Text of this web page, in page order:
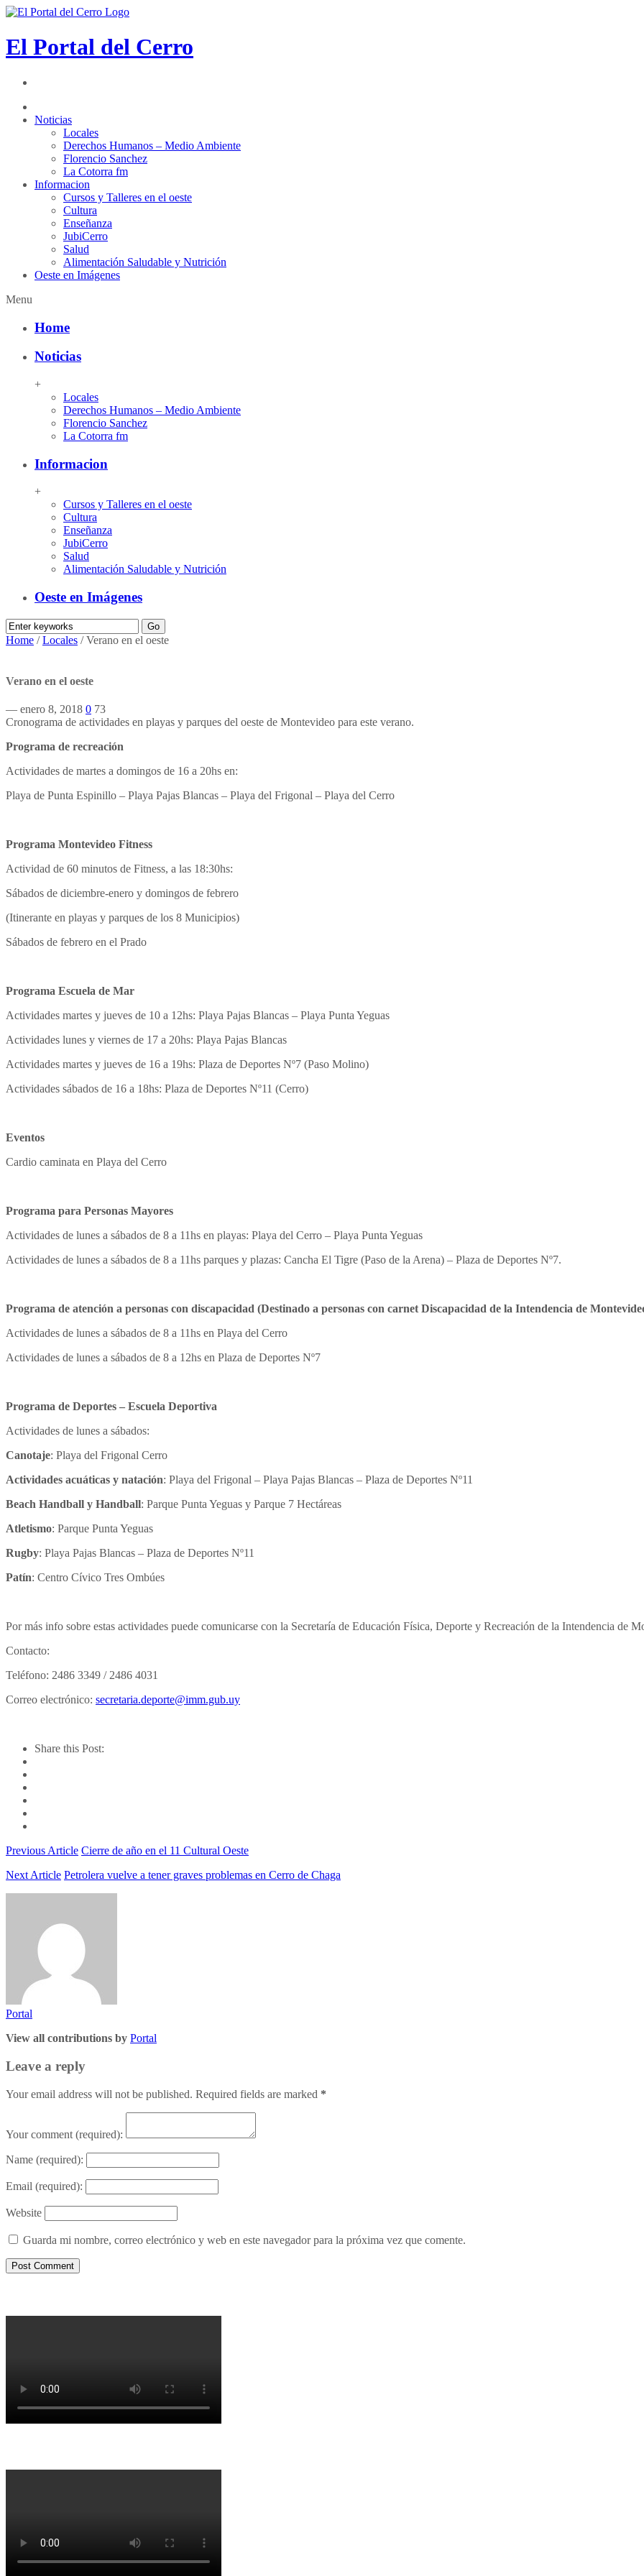
El Portal del Cerro
Noticias
Locales
Derechos Humanos – Medio Ambiente
Florencio Sanchez
La Cotorra fm
Informacion
Cursos y Talleres en el oeste
Cultura
Enseñanza
JubiCerro
Salud
Alimentación Saludable y Nutrición
Oeste en Imágenes
Menu
Home
Noticias
+
Locales
Derechos Humanos – Medio Ambiente
Florencio Sanchez
La Cotorra fm
Informacion
+
Cursos y Talleres en el oeste
Cultura
Enseñanza
JubiCerro
Salud
Alimentación Saludable y Nutrición
Oeste en Imágenes
Home /Locales /Verano en el oeste
Verano en el oeste
— enero 8, 2018 0 73
Cronograma de actividades en playas y parques del oeste de Montevideo para este verano.
Programa de recreación
Actividades de martes a domingos de 16 a 20hs en:
Playa de Punta Espinillo – Playa Pajas Blancas – Playa del Frigonal – Playa del Cerro
Programa Montevideo Fitness
Actividad de 60 minutos de Fitness, a las 18:30hs:
Sábados de diciembre-enero y domingos de febrero
(Itinerante en playas y parques de los 8 Municipios)
Sábados de febrero en el Prado
Programa Escuela de Mar
Actividades martes y jueves de 10 a 12hs: Playa Pajas Blancas – Playa Punta Yeguas
Actividades lunes y viernes de 17 a 20hs: Playa Pajas Blancas
Actividades martes y jueves de 16 a 19hs: Plaza de Deportes Nº7 (Paso Molino)
Actividades sábados de 16 a 18hs: Plaza de Deportes Nº11 (Cerro)
Eventos
Cardio caminata en Playa del Cerro
Programa para Personas Mayores
Actividades de lunes a sábados de 8 a 11hs en playas: Playa del Cerro – Playa Punta Yeguas
Actividades de lunes a sábados de 8 a 11hs parques y plazas: Cancha El Tigre (Paso de la Arena) – Plaza de Deportes Nº7.
Programa de atención a personas con discapacidad (Destinado a personas con carnet Discapacidad de la Intendencia de
Actividades de lunes a sábados de 8 a 11hs en Playa del Cerro
Actividades de lunes a sábados de 8 a 12hs en Plaza de Deportes Nº7
Programa de Deportes – Escuela Deportiva
Actividades de lunes a sábados:
Canotaje: Playa del Frigonal Cerro
Actividades acuáticas y natación: Playa del Frigonal – Playa Pajas Blancas – Plaza de Deportes Nº11
Beach Handball y Handball: Parque Punta Yeguas y Parque 7 Hectáreas
Atletismo: Parque Punta Yeguas
Rugby: Playa Pajas Blancas – Plaza de Deportes Nº11
Patín: Centro Cívico Tres Ombúes
Por más info sobre estas actividades puede comunicarse con la Secretaría de Educación Física, Deporte y Recreación de la Intendencia de
Contacto:
Teléfono: 2486 3349 / 2486 4031
Correo electrónico: secretaria.deporte@imm.gub.uy
Share this Post:
Previous Article Cierre de año en el 11 Cultural Oeste
Next Article Petrolera vuelve a tener graves problemas en Cerro de Chaga
Portal
View all contributions by Portal
Leave a reply
Your email address will not be published. Required fields are marked *
Your comment (required):
Name (required):
Email (required):
Website
Guarda mi nombre, correo electrónico y web en este navegador para la próxima vez que comente.